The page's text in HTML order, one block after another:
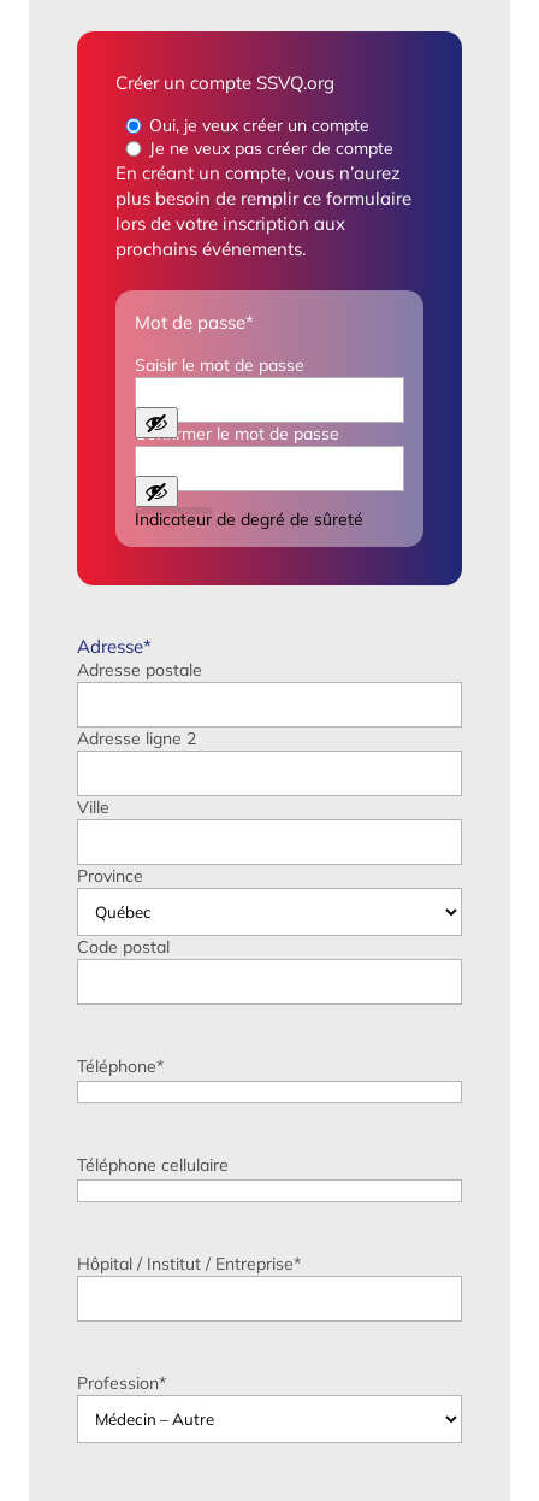
Créer un compte SSVQ.org
Oui, je veux créer un compte
Je ne veux pas créer de compte
En créant un compte, vous n’aurez
plus besoin de remplir ce formulaire
lors de votre inscription aux
prochains événements.
Mot de passe*
Saisir le mot de passe
Confirmer le mot de passe
Indicateur de degré de sûreté
Adresse*
Adresse postale
Adresse ligne 2
Ville
Province
Code postal
Téléphone*
Téléphone cellulaire
Hôpital / Institut / Entreprise*
Profession*